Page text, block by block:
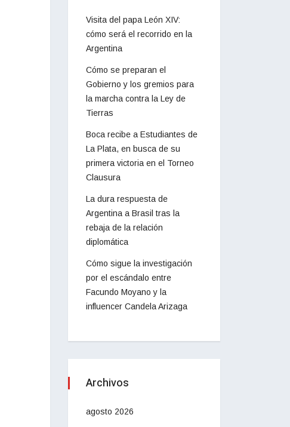
Visita del papa León XIV:
cómo será el recorrido en la
Argentina
Cómo se preparan el
Gobierno y los gremios para
la marcha contra la Ley de
Tierras
Boca recibe a Estudiantes de
La Plata, en busca de su
primera victoria en el Torneo
Clausura
La dura respuesta de
Argentina a Brasil tras la
rebaja de la relación
diplomática
Cómo sigue la investigación
por el escándalo entre
Facundo Moyano y la
influencer Candela Arizaga
Archivos
agosto 2026